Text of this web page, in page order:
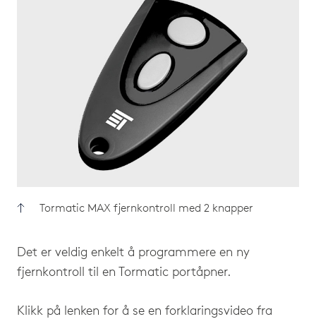
Tormatic MAX fjernkontroll med 2 knapper
Det er veldig enkelt å programmere en ny
fjernkontroll til en Tormatic portåpner.
Klikk på lenken for å se en forklaringsvideo fra